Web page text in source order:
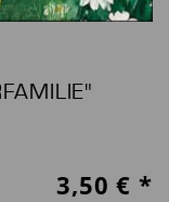
3,50 € *